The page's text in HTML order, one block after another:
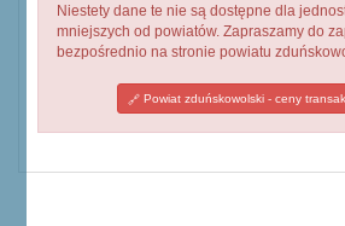
Niestety dane te nie są dostępne dla
mniejszych od powiatów. Zapraszamy do
bezpośrednio na stronie powiatu
Powiat zduńskowolski - ceny